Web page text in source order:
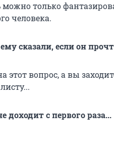
можно только
человека.
сказали, если он
этот вопрос, а вы
доходит с первого раза...